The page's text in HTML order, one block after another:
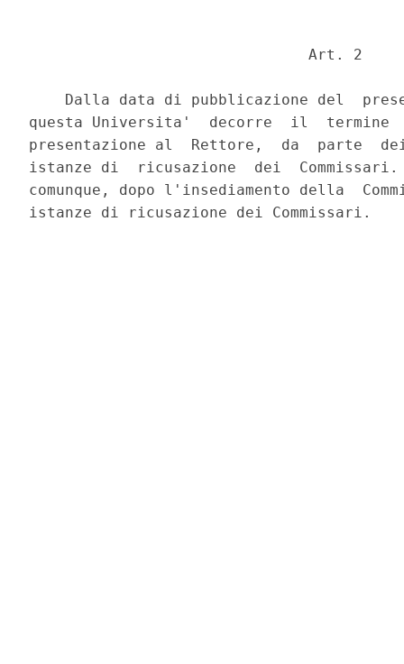
                               Art. 2
Dalla data di pubblicazione del
questa Universita'  decorre  il
presentazione al  Rettore,  da  parte
istanze di  ricusazione  dei
comunque, dopo l'insediamento della